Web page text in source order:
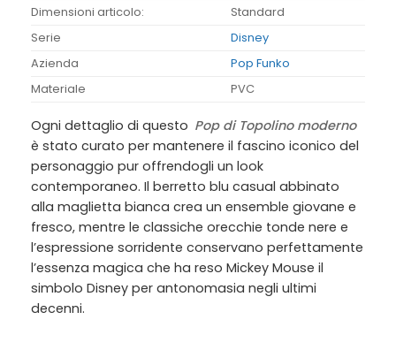
Dimensioni articolo:
Standard
Serie
Disney
Azienda
Pop Funko
Materiale
PVC
Ogni dettaglio di questo Pop di Topolino moderno
è stato curato per mantenere il fascino iconico del
personaggio pur offrendogli un look
contemporaneo. Il berretto blu casual abbinato
alla maglietta bianca crea un ensemble giovane e
fresco, mentre le classiche orecchie tonde nere e
l’espressione sorridente conservano perfettamente
l’essenza magica che ha reso Mickey Mouse il
simbolo Disney per antonomasia negli ultimi
decenni.